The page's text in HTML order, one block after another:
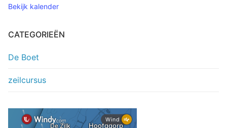
Bekijk kalender
CATEGORIEËN
De Boet
zeilcursus